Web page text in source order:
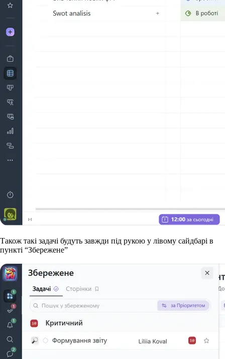
Також такі задачі будуть завжди під рукою у лівому сайдбарі в
пункті “Збережене”